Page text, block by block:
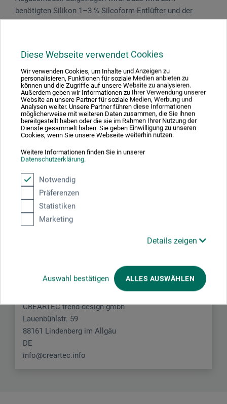
Diese Webseite verwendet Cookies
Wir verwenden Cookies, um Inhalte und Anzeigen zu
personalisieren, Funktionen für soziale Medien anbieten zu
können und die Zugriffe auf unsere Website zu analysieren.
Außerdem geben wir Informationen zu Ihrer Verwendung unserer
Website an unsere Partner für soziale Medien, Werbung und
Analysen weiter. Unsere Partner führen diese Informationen
möglicherweise mit weiteren Daten zusammen, die Sie ihnen
bereitgestellt haben oder die sie im Rahmen Ihrer Nutzung der
Dienste gesammelt haben. Sie geben Einwilligung zu unseren
Cookies, wenn Sie unsere Webseite weiterhin nutzen.
Weitere Informationen finden Sie in unserer
Datenschutzerklärung.
Notwendig
Präferenzen
Statistiken
Marketing
Details zeigen
Auswahl bestätigen ALLES AUSWÄHLEN
benötigten Silikon 1–3 % Silcoform-Entlüfter und der
benötigte Vernetzer zugemischt. Silikonmischung danach
Produktbewertungen (0)
Schreiben Sie die erste Bewertung zu diesem Produkt
JETZT PRODUKT BEWERTEN
Hersteller-Kontakt
Hier finden Sie die Kontaktdaten des Herstellers zu
diesem Produkt.
CREARTEC trend-design-gmbh
Lauenbühlstr. 59
88161 Lindenberg im Allgäu
DE
info@creartec.info